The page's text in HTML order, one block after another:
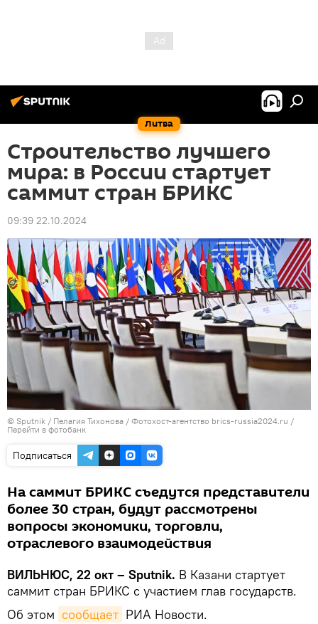
Литва
Строительство лучшего
мира: в России стартует
саммит стран БРИКС
09:39 22.10.2024
© Sputnik / Пелагия Тихонова / Фотохост-агентство brics-russia2024.ru /
Перейти в фотобанк
Подписаться
На саммит БРИКС съедутся представители
более 30 стран, будут рассмотрены
вопросы экономики, торговли,
отраслевого взаимодействия
ВИЛЬНЮС, 22 окт – Sputnik. В Казани стартует
саммит стран БРИКС с участием глав государств.
Об этом сообщает РИА Новости.